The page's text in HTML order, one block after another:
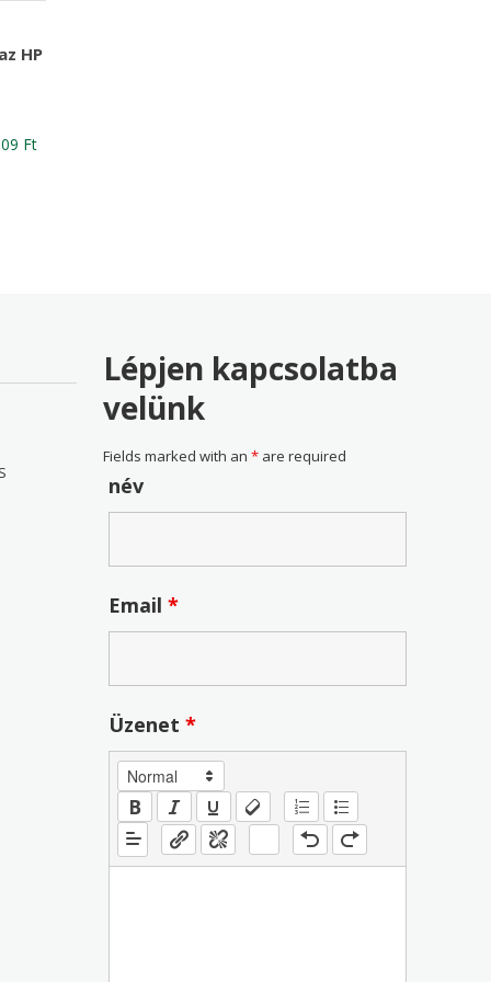
HP
FtCurrent
Lépjen kapcsolatba
velünk
Fields marked with an* are required
név
Email*
Üzenet*